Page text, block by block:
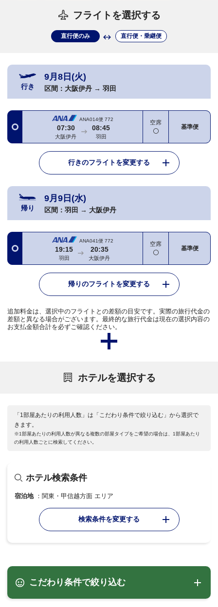
フライトを選択する
直行便のみ 直行便・乗継便
行き
9月8日(火)
区間： 大阪伊丹 → 羽田
ANA014便 772
07:30
大阪伊丹
08:45
羽田
空席
基準便
行きのフライトを変更する
帰り
9月9日(水)
区間： 羽田 → 大阪伊丹
ANA041便 772
19:15
羽田
20:35
大阪伊丹
空席
基準便
帰りのフライトを変更する
追加料金は、選択中のフライトとの差額の目安です。実際の旅行代金の
差額と異なる場合がございます。最終的な旅行代金は現在の選択内容の
お支払金額合計を必ずご確認ください。
ホテルを選択する
「1部屋あたりの利用人数」は「こだわり条件で絞り込む」から選択で
きます。
※1部屋あたりの利用人数が異なる複数の部屋タイプをご希望の場合は、1部屋あたり
の利用人数ごとに検索してください。
ホテル検索条件
宿泊地 関東・甲信越方面 エリア
検索条件を変更する
こだわり条件で絞り込む